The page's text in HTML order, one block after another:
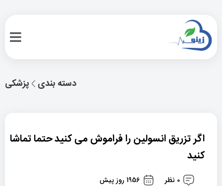
پزشکی دسته بندی
اگر تزریق انسولین را فراموش می کنید حتما تماشا
کنید
0 نظر 1956 روز پیش